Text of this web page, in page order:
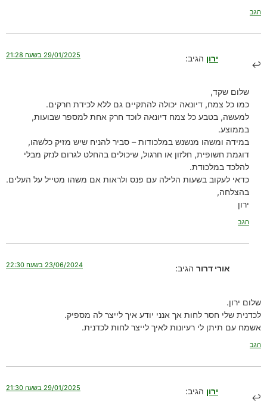
הגב
ירון הגיב: 29/01/2025 בשעה 21:28
שלום שקד,
כמו כל צמח, דיונאה יכולה להתקיים גם ללא לכידת חרקים.
למעשה, בטבע כל צמח דיונאה לוכד חרק אחת למספר שבועות,
בממוצע.
במידה ומשהו מנשנש במלכודות – סביר להניח שיש מזיק כלשהו,
דוגמת חשופית, חלזון או חרגול, שיכולים בהחלט לגרום לנזק מבלי
להלכד במלכודת.
כדאי לעקוב בשעות הלילה עם פנס ולראות אם משהו מטייל על העלים.
בהצלחה,
ירון
הגב
אורי דרור הגיב: 23/06/2024 בשעה 22:30
שלום ירון.
לכדנית שלי חסר לחות אך אנני יודע איך לייצר לה מספיק.
אשמח עם תיתן לי רעיונות לאיך לייצר לחות לכדנית.
הגב
ירון הגיב: 29/01/2025 בשעה 21:30